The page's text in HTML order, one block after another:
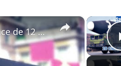
×
Le missile russe RS-28 Sarmat : Une menace de 12 minutes pour la stabilité occidentale